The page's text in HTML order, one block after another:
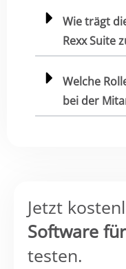
Wie trägt
Rexx Suite
Welche
bei der
Jetzt
Software
testen.